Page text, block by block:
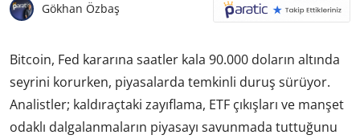
Gökhan Özbaş
Bitcoin, Fed kararına saatler kala 90.000 doların altında
seyrini korurken, piyasalarda temkinli duruş sürüyor.
Analistler; kaldıraçtaki zayıflama, ETF çıkışları ve manşet
odaklı dalgalanmaların piyasayı savunmada tuttuğunu